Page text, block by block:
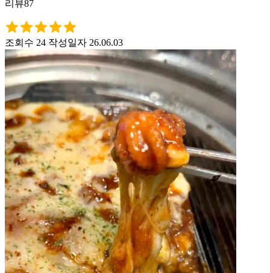
리뷰87
조회수 24 작성일자 26.06.03